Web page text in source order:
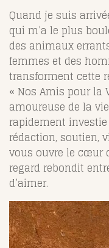
Quand je suis
qui m’a le plus
des animaux
femmes et des
transforment cette
« Nos Amis pour la
amoureuse de la
rapidement
rédaction, soutien,
vous ouvre le cœur
regard rebondit
d’aimer.